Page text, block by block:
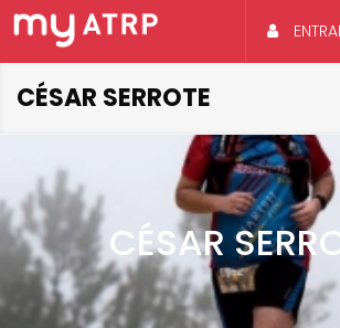
CÉSAR SERROTE
CÉSAR